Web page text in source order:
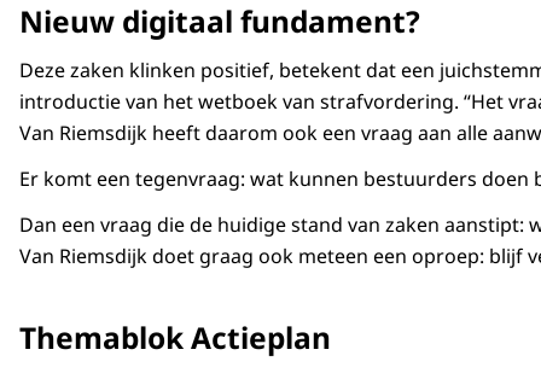
Nieuw digitaal fundament?
Deze zaken klinken positief, betekent dat een
introductie van het wetboek van strafvordering. “Het
Van Riemsdijk heeft daarom ook een vraag aan alle
Er komt een tegenvraag: wat kunnen bestuurders
Dan een vraag die de huidige stand van zaken
Van Riemsdijk doet graag ook meteen een oproep: blijf
Themablok Actieplan